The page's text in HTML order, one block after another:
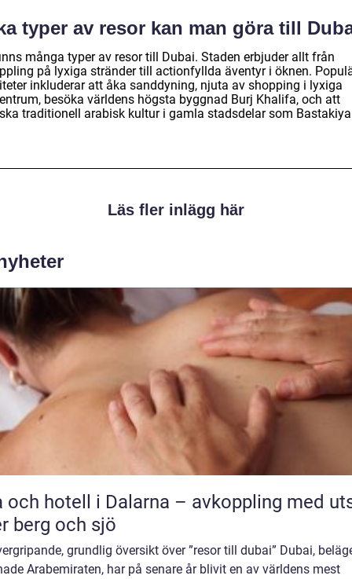
typer av resor kan man göra till
många typer av resor till Dubai. Staden erbjuder allt från
på lyxiga stränder till actionfyllda äventyr i öknen.
inkluderar att åka sanddyning, njuta av shopping i lyxiga
besöka världens högsta byggnad Burj Khalifa, och att
traditionell arabisk kultur i gamla stadsdelar som
Läs fler inlägg här
och hotell i Dalarna – avkoppling med
berg och sjö
grundlig översikt över ”resor till dubai” Dubai,
Arabemiraten, har på senare år blivit en av världens mest